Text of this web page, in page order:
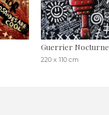
Guerrier Nocturne
220 x 110 cm